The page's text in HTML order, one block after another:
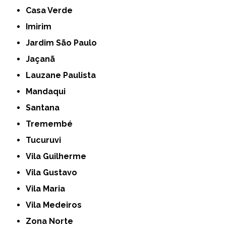
Casa Verde
Imirim
Jardim São Paulo
Jaçanã
Lauzane Paulista
Mandaqui
Santana
Tremembé
Tucuruvi
Vila Guilherme
Vila Gustavo
Vila Maria
Vila Medeiros
Zona Norte